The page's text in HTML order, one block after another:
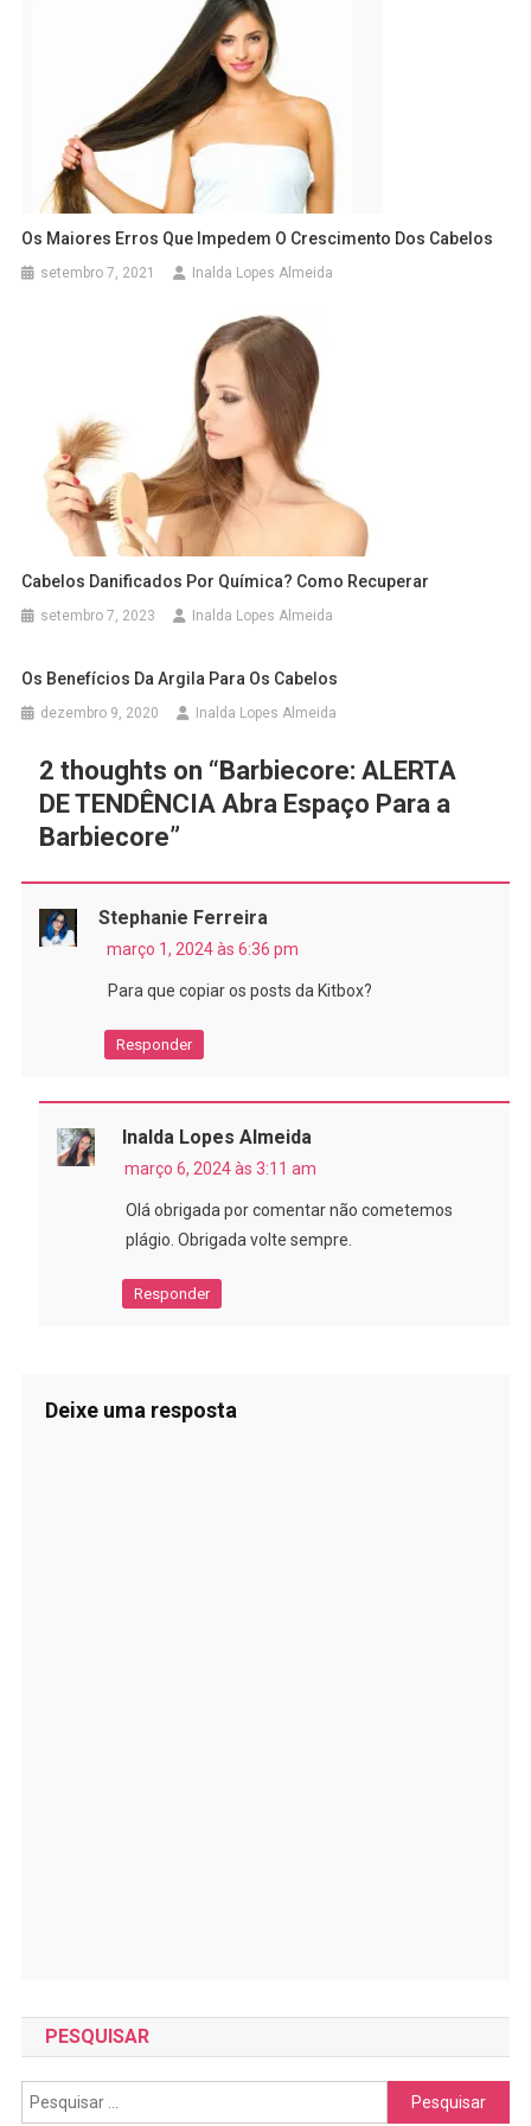
Os Maiores Erros Que Impedem O Crescimento Dos Cabelos
setembro 7, 2021 Inalda Lopes Almeida
Cabelos Danificados Por Química? Como Recuperar
setembro 7, 2023 Inalda Lopes Almeida
Os Benefícios Da Argila Para Os Cabelos
dezembro 9, 2020 Inalda Lopes Almeida
2 thoughts on “ Barbiecore: ALERTA
DE TENDÊNCIA Abra Espaço Para a
Barbiecore”
Stephanie Ferreira
março 1, 2024 às 6:36 pm
Para que copiar os posts da Kitbox?
Responder
Inalda Lopes Almeida
março 6, 2024 às 3:11 am
Olá obrigada por comentar não cometemos
plágio. Obrigada volte sempre.
Responder
Deixe uma resposta
PESQUISAR
Pesquisar